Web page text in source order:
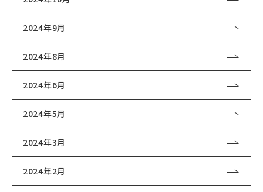
2024年9月
2024年8月
2024年6月
2024年5月
2024年3月
2024年2月